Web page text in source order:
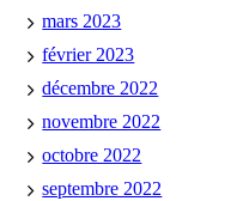
mars 2023
février 2023
décembre 2022
novembre 2022
octobre 2022
septembre 2022